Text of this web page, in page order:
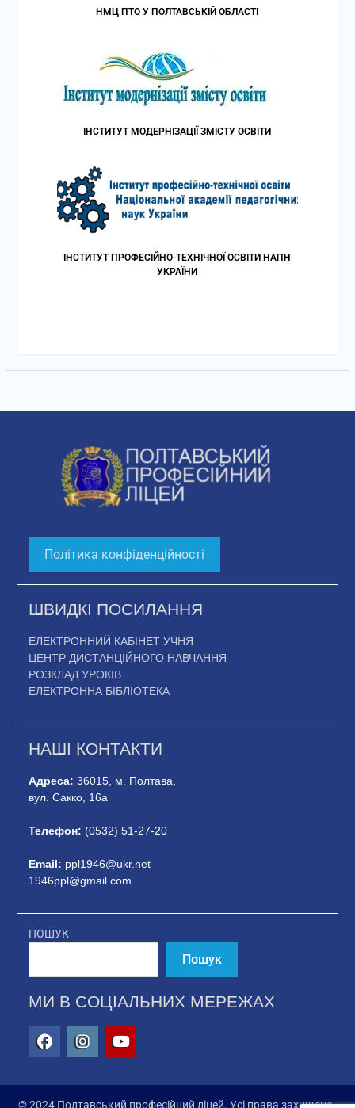
НМЦ ПТО У ПОЛТАВСЬКІЙ ОБЛАСТІ
ІНСТИТУТ МОДЕРНІЗАЦІЇ ЗМІСТУ ОСВІТИ
ІНСТИТУТ ПРОФЕСІЙНО-ТЕХНІЧНОЇ ОСВІТИ НАПН
УКРАЇНИ
Політика конфіденційності
ШВИДКІ ПОСИЛАННЯ
ЕЛЕКТРОННИЙ КАБІНЕТ УЧНЯ
ЦЕНТР ДИСТАНЦІЙНОГО НАВЧАННЯ
РОЗКЛАД УРОКІВ
ЕЛЕКТРОННА БІБЛІОТЕКА
НАШІ КОНТАКТИ
Адреса: 36015, м. Полтава,
вул. Сакко, 16а
Телефон: (0532) 51-27-20
Email: ppl1946@ukr.net
1946ppl@gmail.com
ПОШУК
Пошук
МИ В СОЦІАЛЬНИХ МЕРЕЖАХ
© 2024 Полтавський професійний ліцей. Усі права захищено.